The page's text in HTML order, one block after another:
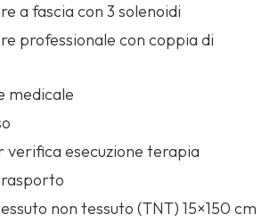
a fascia con 3 solenoidi
professionale con coppia di
medicale
verifica esecuzione terapia
non tessuto (TNT) 15×150 cm